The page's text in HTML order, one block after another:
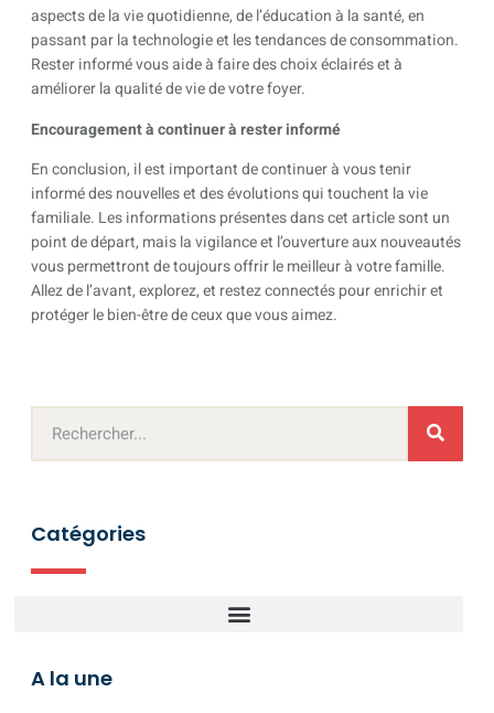
aspects de la vie quotidienne, de l’éducation à la santé, en
passant par la technologie et les tendances de consommation.
Rester informé vous aide à faire des choix éclairés et à
améliorer la qualité de vie de votre foyer.
Encouragement à continuer à rester informé
En conclusion, il est important de continuer à vous tenir
informé des nouvelles et des évolutions qui touchent la vie
familiale. Les informations présentes dans cet article sont un
point de départ, mais la vigilance et l’ouverture aux nouveautés
vous permettront de toujours offrir le meilleur à votre famille.
Allez de l’avant, explorez, et restez connectés pour enrichir et
protéger le bien-être de ceux que vous aimez.
Catégories
A la une